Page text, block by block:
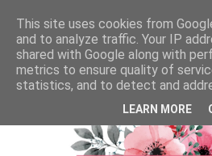
This site uses cookies from
and to analyze traffic. Your IP
shared with Google along with
metrics to ensure quality of
statistics, and to detect and
LEARN MORE